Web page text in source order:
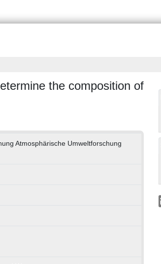
the composition of
Atmosphärische Umweltforschung